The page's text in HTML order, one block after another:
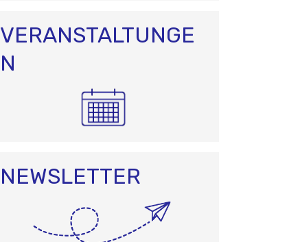
VERANSTALTUNGE
N
NEWSLETTER